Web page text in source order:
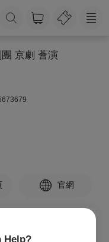
Help?
京劇 薈演
官網